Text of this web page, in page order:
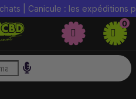
: les expéditions
0